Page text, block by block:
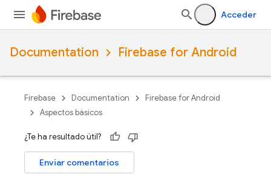
Acceder
Documentation Firebase for Android
Firebase Documentation
Firebase for Android
Aspectos básicos
¿Te ha resultado útil?
Enviar comentarios